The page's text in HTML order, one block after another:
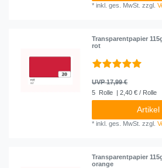
*inkl. ges. MwSt. zzgl.
Transparentpapier
rot
UVP 17,99 €
5 Rolle | 2,40 € / Rolle
Artikel
*inkl. ges. MwSt. zzgl.
Transparentpapier
orange